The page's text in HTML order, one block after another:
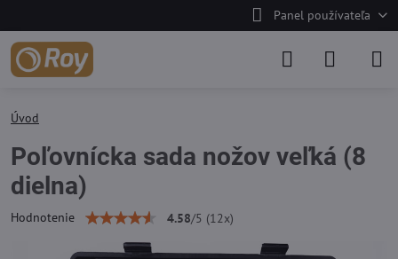
Panel používateľa
Úvod
Poľovnícka sada nožov veľká (8
dielna)
Hodnotenie 4.58/5 (12x)